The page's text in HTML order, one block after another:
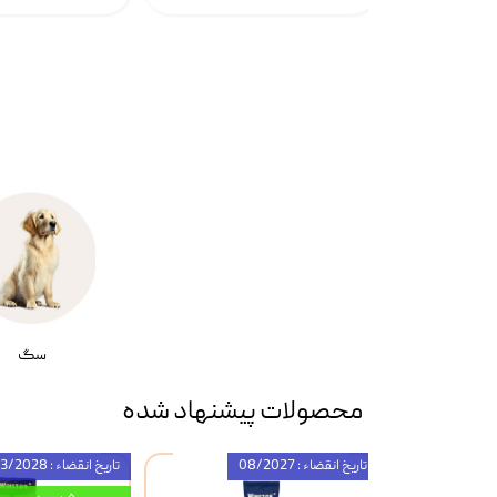
سگ
محصولات پیشنهاد شده
تاریخ انقضاء : 03/2028
تاریخ انقضاء : 08/2027